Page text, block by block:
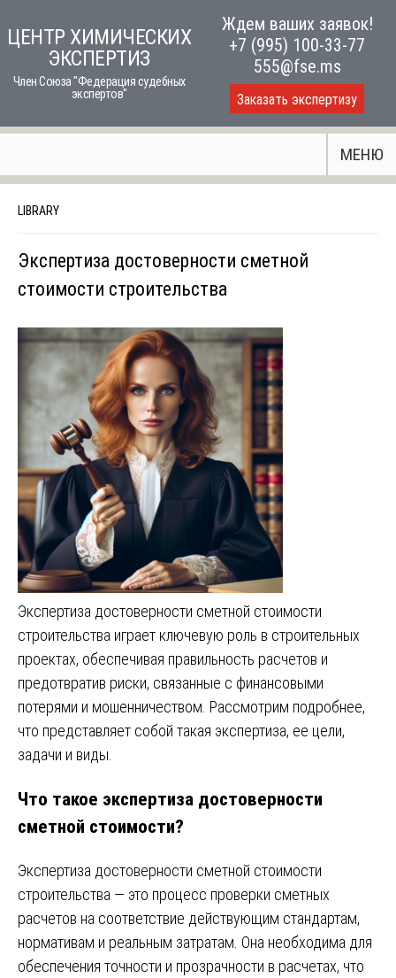
toЦЕНТР ХИМИЧЕСКИХ
ЭКСПЕРТИЗ
Член Союза "Федерация судебных
экспертов"
Ждем ваших заявок!
+7 (995) 100-33-77
555@fse.ms
Заказать экспертизу
МЕНЮ
LIBRARY
Экспертиза достоверности сметной
стоимости строительства
Экспертиза достоверности сметной стоимости
строительства играет ключевую роль в строительных
проектах, обеспечивая правильность расчетов и
предотвратив риски, связанные с финансовыми
потерями и мошенничеством. Рассмотрим подробнее,
что представляет собой такая экспертиза, ее цели,
задачи и виды.
Что такое экспертиза достоверности
сметной стоимости?
Экспертиза достоверности сметной стоимости
строительства — это процесс проверки сметных
расчетов на соответствие действующим стандартам,
нормативам и реальным затратам. Она необходима для
обеспечения точности и прозрачности в расчетах, что